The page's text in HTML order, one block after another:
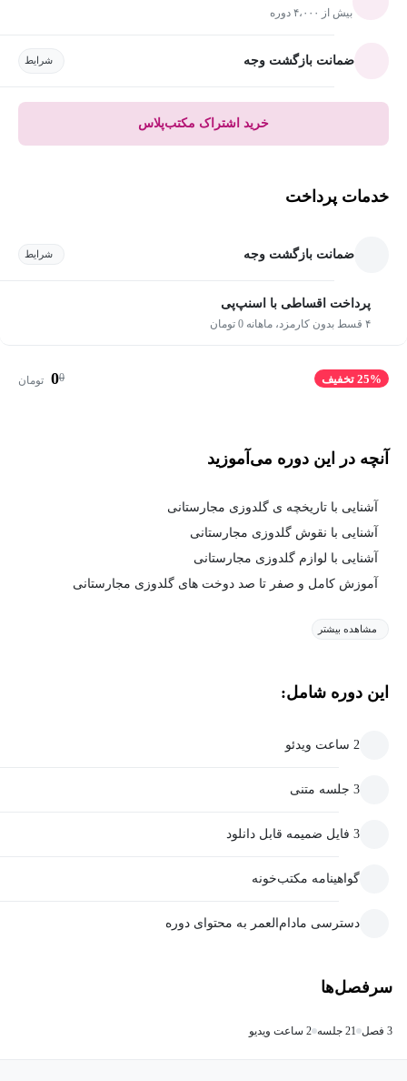
بیش از ۴،۰۰۰ دوره
ضمانت بازگشت وجه شرایط
خرید اشتراک مکتب‌پلاس
خدمات پرداخت
ضمانت بازگشت وجه شرایط
پرداخت اقساطی با اسنپ‌پی
۴ قسط بدون کارمزد، ماهانه 0 تومان
25% تخفیف 0
0 تومان
آنچه در این دوره می‌آموزید
آشنایی با تاریخچه ی گلدوزی مجارستانی
آشنایی با نقوش گلدوزی مجارستانی
آشنایی با لوازم گلدوزی مجارستانی
آموزش کامل و صفر تا صد دوخت های گلدوزی مجارستانی
مشاهده بیشتر
این دوره شامل:
2 ساعت ویدئو
3 جلسه متنی
3 فایل ضمیمه قابل دانلود
گواهینامه مکتب‌خونه
دسترسی مادام‌العمر به محتوای دوره
سرفصل‌ها
3 فصل 21 جلسه 2 ساعت ویدیو